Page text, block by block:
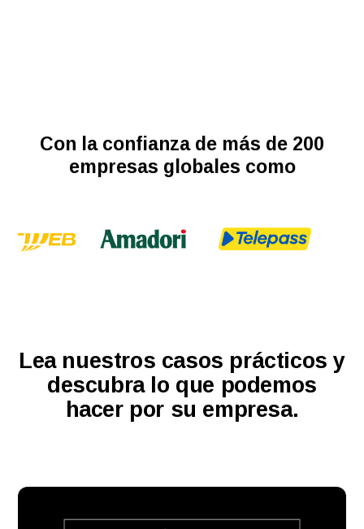
Con la confianza de más de 200
empresas globales como
Lea nuestros casos prácticos y
descubra lo que podemos
hacer por su empresa.